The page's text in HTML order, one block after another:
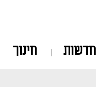
חדשות חינוך